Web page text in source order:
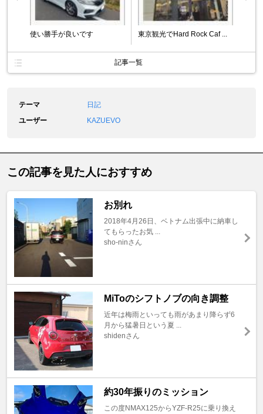
使い勝手が良いです 東京観光でHard Rock Caf ...
記事一覧
テーマ
日記
ユーザー
KAZUEVO
この記事を見た人におすすめ
お別れ
2018年4月26日、ベトナム出張中に納車し
てもらったお気 ...
sho-ninさん
MiToのシフトノブの向き調整
近年は梅雨といっても雨があまり降らず6
月から猛暑日という夏 ...
shidenさん
約30年振りのミッション
この度NMAX125からYZF-R25に乗り換え